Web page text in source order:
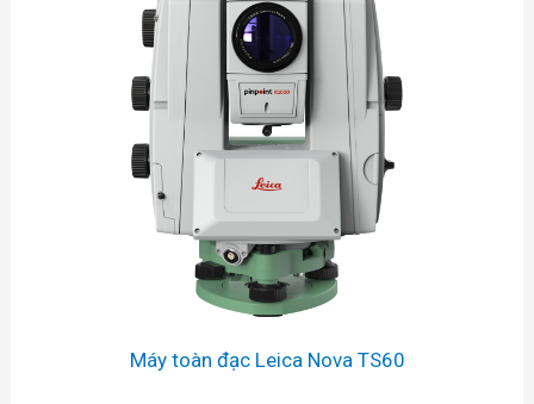
Máy toàn đạc Leica Nova TS60